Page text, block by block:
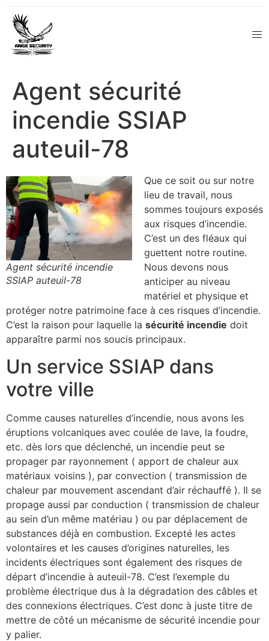
Agent sécurité
incendie SSIAP
auteuil-78
Agent sécurité incendie
SSIAP auteuil-78
Que ce soit ou sur notre
lieu de travail, nous
sommes toujours exposés
aux risques d’incendie.
C’est un des fléaux qui
guettent notre routine.
Nous devons nous
anticiper au niveau
matériel et physique et
protéger notre patrimoine face à ces risques d’incendie.
C’est la raison pour laquelle la sécurité incendie doit
apparaître parmi nos soucis principaux.
Un service SSIAP dans
votre ville
Comme causes naturelles d’incendie, nous avons les
éruptions volcaniques avec coulée de lave, la foudre,
etc. dès lors que déclenché, un incendie peut se
propager par rayonnement ( apport de chaleur aux
matériaux voisins ), par convection ( transmission de
chaleur par mouvement ascendant d’air réchauffé ). Il se
propage aussi par conduction ( transmission de chaleur
au sein d’un même matériau ) ou par déplacement de
substances déjà en combustion. Excepté les actes
volontaires et les causes d’origines naturelles, les
incidents électriques sont également des risques de
départ d’incendie à auteuil-78. C’est l’exemple du
problème électrique dus à la dégradation des câbles et
des connexions électriques. C’est donc à juste titre de
mettre de côté un mécanisme de sécurité incendie pour
y palier.